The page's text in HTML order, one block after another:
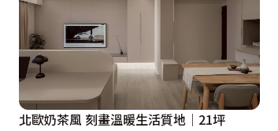
北歐奶茶風 刻畫溫暖生活質地│21坪